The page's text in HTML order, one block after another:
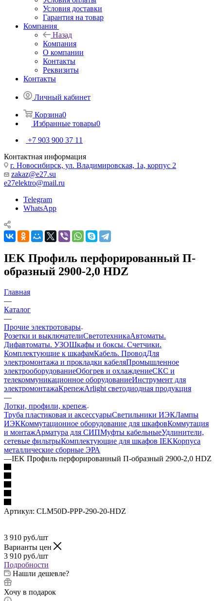
Условия доставки
Гарантия на товар
Компания
Назад
Компания
О компании
Контакты
Реквизиты
Контакты
Личный кабинет
Корзина0
Избранные товары0
+7 903 900 37 11
Контактная информация
г. Новосибирск, ул. Владимировская, 1а, корпус 2
zakaz@e27.su
e27elektro@mail.ru
Telegram
WhatsApp
IEK Профиль перфорированный П-
образный 2900-2,0 HDZ
Главная
—
Каталог
—
Прочие электротовары
Розетки и выключателиСветотехникаАвтоматы.
Дифавтоматы. УЗОШкафы и боксы. Счетчики.
Комплектующие к шкафамКабель. ПроводДля
электромонтажа и прокладки кабеляПромышленное
электрооборудованиеОбогрев и охлаждениеСКС и
телекоммуникационное оборудованиеИнструмент для
электромонтажаКрепежArlight светодиодная продукция
—
Лотки, профили, крепеж
Труба пластиковая и аксессуарыСветильники ИЭКЛампы
ИЭККоммутационное оборудование для шкафовКоммутация
и монтажАрматура для СИПМуфты кабельныеУдлинители,
сетевые фильтрыКомплектующие для шкафов IEKКорпуса
металлические сборные ЭРА
—IEK Профиль перфорированный П-образный 2900-2,0 HDZ
Артикул: CLM50D-PPP-290-20-HDZ
3 910 руб./шт
Варианты цен
3 910 руб./шт
Подробности
Нашли дешевле?
Хочу в подарок